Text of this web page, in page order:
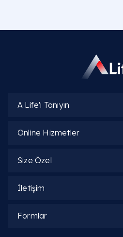
A Life'ı Tanıyın
Online Hizmetler
Size Özel
İletişim
Formlar